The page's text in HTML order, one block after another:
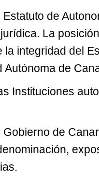
Estatuto de
La
la integridad del
Autónoma de
Instituciones
Gobierno de